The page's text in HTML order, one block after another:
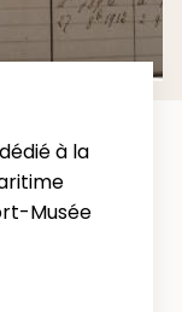
à la
Musée